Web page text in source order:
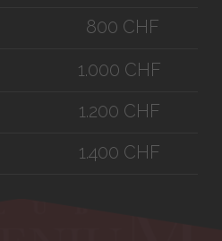
800 CHF
1.000 CHF
1.200 CHF
1.400 CHF